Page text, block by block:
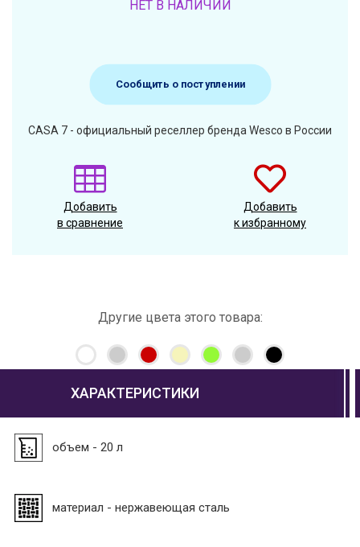
НЕТ В НАЛИЧИИ
Сообщить о поступлении
CASA 7 - официальный реселлер бренда Wesco в России
Добавить
в сравнение
Добавить
к избранному
Другие цвета этого товара:
ХАРАКТЕРИСТИКИ
объем - 20 л
материал - нержавеющая сталь